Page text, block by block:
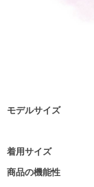
モデルサイズ
着用サイズ
商品の機能性